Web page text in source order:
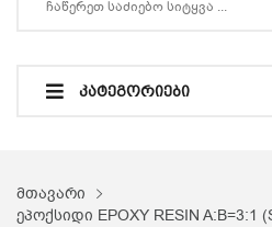
ᲙᲐᲢᲔᲒᲝᲠᲘᲔᲑᲘ
მთავარი
ეპოქსიდი EPOXY RESIN A:B=3:1